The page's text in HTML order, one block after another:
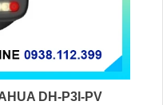
DH-P3I-PV